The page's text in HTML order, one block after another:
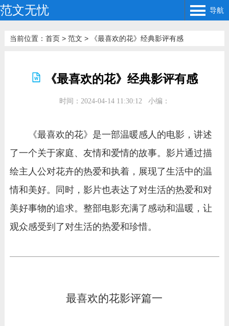
范文无忧 导航
当前位置： 首页> 范文 > 《最喜欢的花》经典影评有感
《最喜欢的花》经典影评有感
时间：2024-04-14 11:30:12 小编：
《最喜欢的花》是一部温暖感人的电影，讲述
了一个关于家庭、友情和爱情的故事。影片通过描
绘主人公对花卉的热爱和执着，展现了生活中的温
情和美好。同时，影片也表达了对生活的热爱和对
美好事物的追求。整部电影充满了感动和温暖，让
观众感受到了对生活的热爱和珍惜。
最喜欢的花影评篇一